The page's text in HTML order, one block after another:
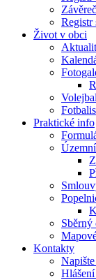
Registr
Život v obci
Praktické info
Kontakty